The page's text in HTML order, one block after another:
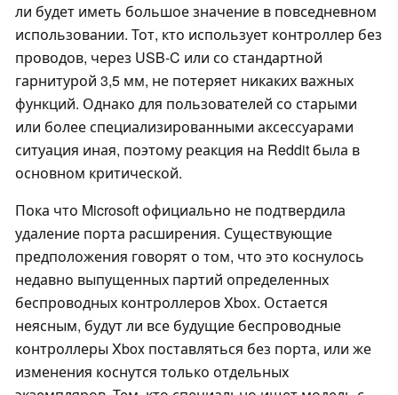
ли будет иметь большое значение в повседневном
использовании. Тот, кто использует контроллер без
проводов, через USB-C или со стандартной
гарнитурой 3,5 мм, не потеряет никаких важных
функций. Однако для пользователей со старыми
или более специализированными аксессуарами
ситуация иная, поэтому реакция на Reddit была в
основном критической.
Пока что Microsoft официально не подтвердила
удаление порта расширения. Существующие
предположения говорят о том, что это коснулось
недавно выпущенных партий определенных
беспроводных контроллеров Xbox. Остается
неясным, будут ли все будущие беспроводные
контроллеры Xbox поставляться без порта, или же
изменения коснутся только отдельных